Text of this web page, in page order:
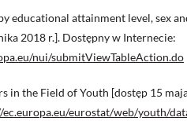
educational attainment level, sex
2018 r.]. Dostępny w Internecie:
nui/submitViewTableAction.do
in the Field of Youth [dostęp 15
eurostat/web/youth/